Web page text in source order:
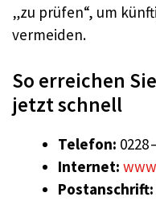
„zu prüfen“, um
vermeiden.
So erreichen
jetzt schnell
Telefon: 0228
Internet:
Postanschrift: